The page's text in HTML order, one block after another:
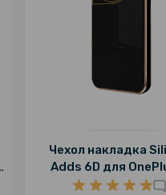
Чехол накладка
Adds 6D для